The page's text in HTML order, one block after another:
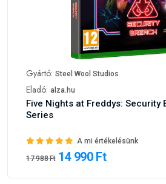
Gyártó: Steel Wool Studios
Eladó: alza.hu
Five Nights at Freddys: Security
Series
A mi értékelésünk
17 988 Ft 14 990 Ft